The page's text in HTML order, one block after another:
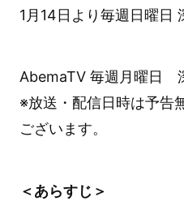
1月14日より毎週日曜日
AbemaTV 毎週月曜日
※放送・配信日時は予告
ございます。
＜あらすじ＞